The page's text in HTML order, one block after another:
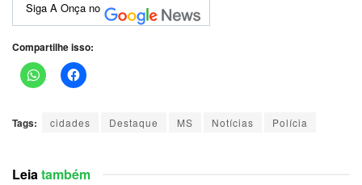
Siga A Onça no
Compartilhe isso:
Tags: cidades Destaque MS Notícias Polícia
Leiatambém